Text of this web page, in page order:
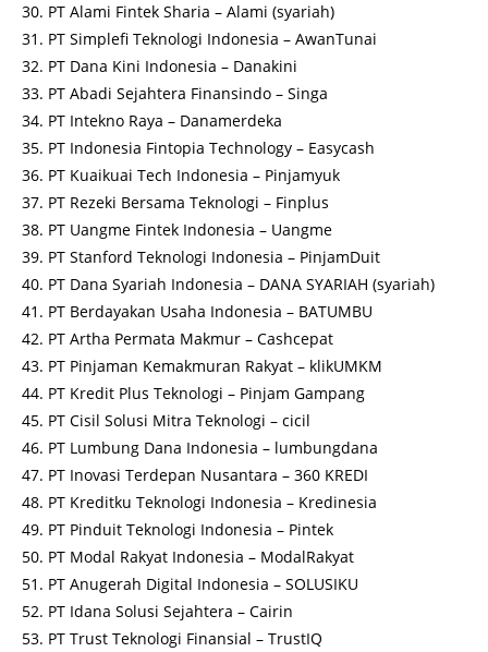
PT Alami Fintek Sharia – Alami (syariah)
PT Simplefi Teknologi Indonesia – AwanTunai
PT Dana Kini Indonesia – Danakini
PT Abadi Sejahtera Finansindo – Singa
PT Intekno Raya – Danamerdeka
PT Indonesia Fintopia Technology – Easycash
PT Kuaikuai Tech Indonesia – Pinjamyuk
PT Rezeki Bersama Teknologi – Finplus
PT Uangme Fintek Indonesia – Uangme
PT Stanford Teknologi Indonesia – PinjamDuit
PT Dana Syariah Indonesia – DANA SYARIAH (syariah)
PT Berdayakan Usaha Indonesia – BATUMBU
PT Artha Permata Makmur – Cashcepat
PT Pinjaman Kemakmuran Rakyat – klikUMKM
PT Kredit Plus Teknologi – Pinjam Gampang
PT Cisil Solusi Mitra Teknologi – cicil
PT Lumbung Dana Indonesia – lumbungdana
PT Inovasi Terdepan Nusantara – 360 KREDI
PT Kreditku Teknologi Indonesia – Kredinesia
PT Pinduit Teknologi Indonesia – Pintek
PT Modal Rakyat Indonesia – ModalRakyat
PT Anugerah Digital Indonesia – SOLUSIKU
PT Idana Solusi Sejahtera – Cairin
PT Trust Teknologi Finansial – TrustIQ